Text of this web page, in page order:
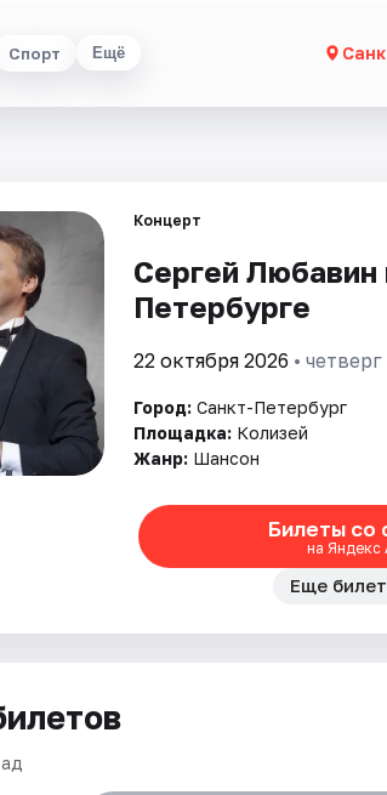
Спорт Ещё
Концерт
Сергей Любавин
Петербурге
22 октября 2026 • четверг
Город: Санкт-Петербург
Площадка: Колизей
Жанр: Шансон
Билеты со
на Яндекс
Еще